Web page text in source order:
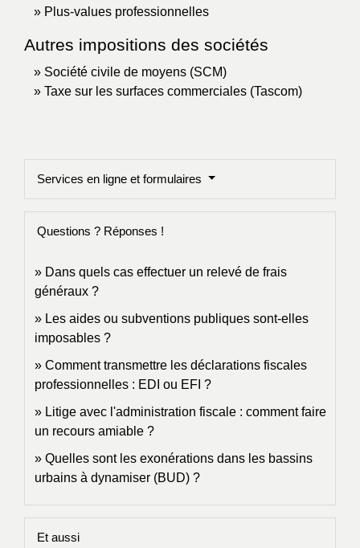
Plus-values professionnelles
Autres impositions des sociétés
Société civile de moyens (SCM)
Taxe sur les surfaces commerciales (Tascom)
Services en ligne et formulaires
Questions ? Réponses !
Dans quels cas effectuer un relevé de frais
généraux ?
Les aides ou subventions publiques sont-elles
imposables ?
Comment transmettre les déclarations fiscales
professionnelles : EDI ou EFI ?
Litige avec l'administration fiscale : comment faire
un recours amiable ?
Quelles sont les exonérations dans les bassins
urbains à dynamiser (BUD) ?
Et aussi